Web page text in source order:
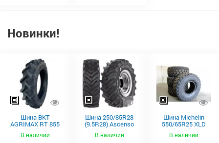
Новинки!
Шина BKT
AGRIMAX RT 855
250/85R28
112A8/112B TL
В наличии
Шина 250/85R28
(9.5R28) Ascenso
TDR 850 112D TL
В наличии
Шина Michelin
550/65R25 XLD
182A2 L3 TL
В наличии